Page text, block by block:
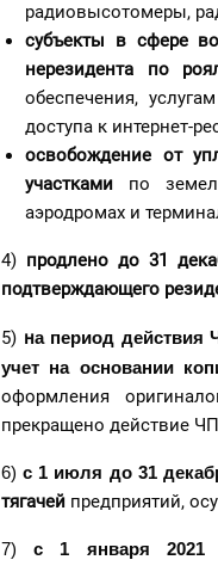
радиовысотомеры,
субъекты в сфере
нерезидента по
обеспечения,
доступа к интернет-
освобождение от
участками по
аэродромах и
4) продлено до 31
подтверждающего
5) на период действия
учет на основании
оформления
прекращено действие
6)с 1 июля до 31
тягачей предприятий,
7)с 1 января 2021